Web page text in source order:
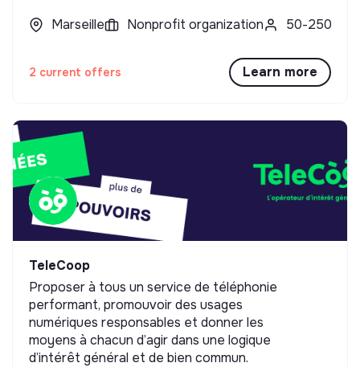
Marseille
Nonprofit organization 50-250
2 current offers Learn more
TeleCoop
Proposer à tous un service de téléphonie
performant, promouvoir des usages
numériques responsables et donner les
moyens à chacun d’agir dans une logique
d’intérêt général et de bien commun.